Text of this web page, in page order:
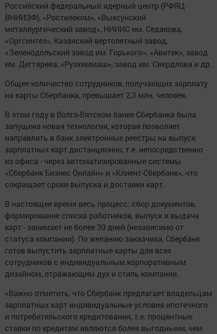
Российский федеральный ядерный центр (РФЯЦ-
ВНИИЭФ), «Ростелеком», «Выксунский
металлургический завод», НИИИС им. Седакова,
«Оргсинтез», Казанский вертолетный завод,
«Зеленодольский завод им. Горького», «Авитек», завод
им. Дегтярева, «Рузхиммаш», завод им. Свердлова и др.
Общее количество сотрудников, получающих зарплату
на карты Сбербанка, превышает 2,3 млн. человек.
В этом году в Волго-Вятском банке Сбербанка была
запущена новая технология, которая позволяет
направлять в банк электронные реестры на выпуск
зарплатных карт дистанционно, т.е. непосредственно
из офиса - через автоматизированные системы
«Сбербанк Бизнес Онлайн» и «Клиент-Сбербанк», что
сокращает сроки выпуска и доставки карт.
В настоящее время весь процесс: сбор документов,
формирование списка работников, выпуск и выдача
карт - занимает не более 30 дней (независимо от
статуса компании). По желанию заказчика, Сбербанк
готов выпустить зарплатные карты для всех
сотрудников с индивидуальным корпоративным
дизайном, отражающим дух и стиль компании.
«Важно отметить, что Сбербанк предлагает владельцам
зарплатных карт индивидуальные условия ипотечного
и потребительского кредитования, т.е. процентные
ставки по кредитам являются более выгодными, чем